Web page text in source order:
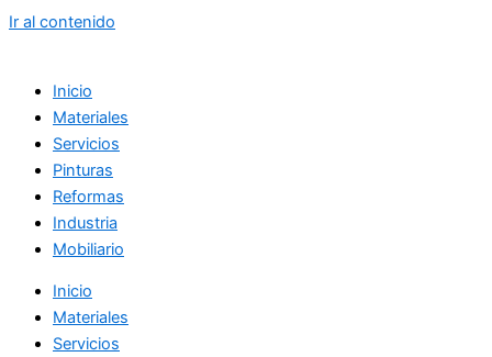
Ir al contenido
Inicio
Materiales
Servicios
Pinturas
Reformas
Industria
Mobiliario
Inicio
Materiales
Servicios